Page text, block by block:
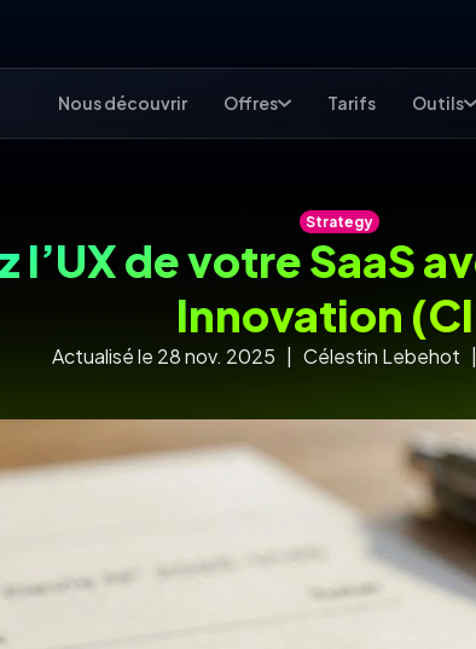
Nous découvrir Offres Tarifs Outils
Strategy
l’UX de votre SaaS
Innovation
Actualisé le 28 nov. 2025 | Célestin Lebehot